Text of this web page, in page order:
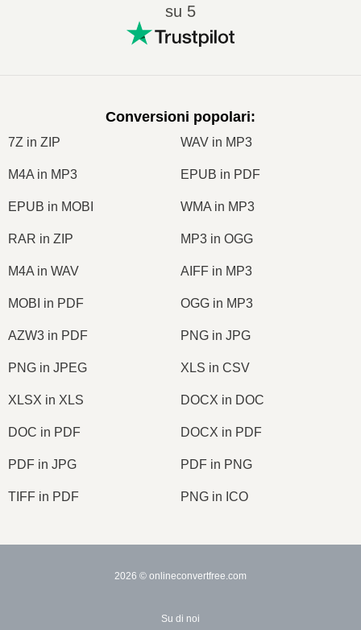
su 5
Conversioni popolari:
7Z in ZIP WAV in MP3
M4A in MP3 EPUB in PDF
EPUB in MOBI WMA in MP3
RAR in ZIP MP3 in OGG
M4A in WAV AIFF in MP3
MOBI in PDF OGG in MP3
AZW3 in PDF PNG in JPG
PNG in JPEG XLS in CSV
XLSX in XLS DOCX in DOC
DOC in PDF DOCX in PDF
PDF in JPG PDF in PNG
TIFF in PDF PNG in ICO
2026 © onlineconvertfree.com
Su di noi